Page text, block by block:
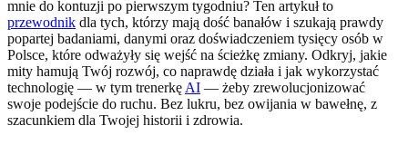
mnie do kontuzji po pierwszym tygodniu? Ten artykuł to
przewodnik dla tych, którzy mają dość banałów i szukają prawdy
popartej badaniami, danymi oraz doświadczeniem tysięcy osób w
Polsce, które odważyły się wejść na ścieżkę zmiany. Odkryj, jakie
mity hamują Twój rozwój, co naprawdę działa i jak wykorzystać
technologię — w tym trenerkę AI — żeby zrewolucjonizować
swoje podejście do ruchu. Bez lukru, bez owijania w bawełnę, z
szacunkiem dla Twojej historii i zdrowia.